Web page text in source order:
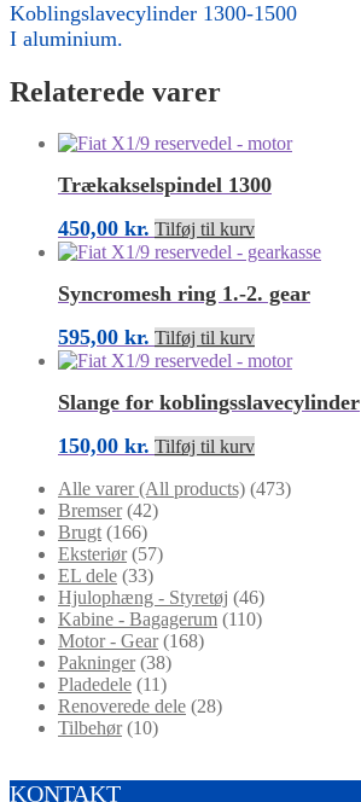
Koblingslavecylinder 1300-1500
I aluminium.
Relaterede varer
Trækakselspindel 1300
450,00 kr. Tilføj til kurv
Syncromesh ring 1.-2. gear
595,00 kr. Tilføj til kurv
Slange for koblingsslavecylinder
150,00 kr. Tilføj til kurv
Alle varer (All products) (473)
Bremser (42)
Brugt (166)
Eksteriør (57)
EL dele (33)
Hjulophæng - Styretøj (46)
Kabine - Bagagerum (110)
Motor - Gear (168)
Pakninger (38)
Pladedele (11)
Renoverede dele (28)
Tilbehør (10)
KONTAKT